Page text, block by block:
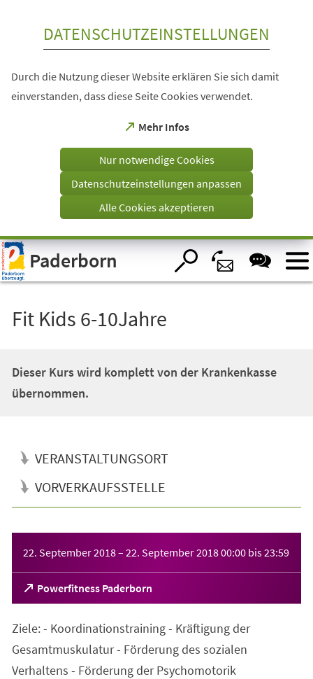
Visuelle
Assistenzsoftware
öffnen.
DATENSCHUTZEINSTELLUNGEN
Durch die Nutzung dieser Website erklären Sie sich damit
einverstanden, dass diese Seite Cookies verwendet.
Mehr Infos
(Öffnet
einem
Tab)
Nur notwendige Cookies
Datenschutzeinstellungen anpassen
Alle Cookies akzeptieren
Paderborn
Fit Kids 6-10Jahre
Dieser Kurs wird komplett von der Krankenkasse
übernommen.
VERANSTALTUNGSORT
VORVERKAUFSSTELLE
22. September 2018– 22. September 201800:00 bis23:59
Powerfitness Paderborn
(Öffnet
in
neuen
Ziele: - Koordinationstraining - Kräftigung der
Gesamtmuskulatur - Förderung des sozialen
Verhaltens - Förderung der Psychomotorik